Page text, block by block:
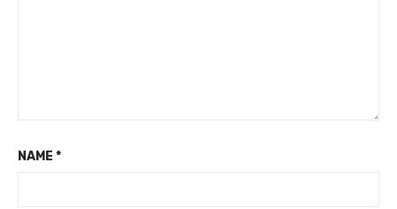
NAME *